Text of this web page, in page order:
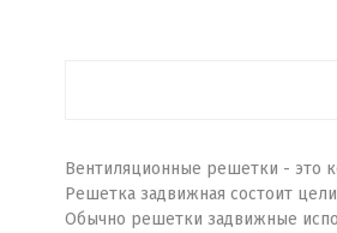
Вентиляционные решетки - это
Решетка задвижная состоит
Обычно решетки задвижные